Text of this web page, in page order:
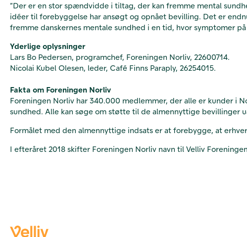
”Der er en stor spændvidde i tiltag, der kan fremme mental
idéer til forebyggelse har ansøgt og opnået bevilling. Det er
fremme danskernes mentale sundhed i en tid, hvor symptomer
Yderlige oplysninger
Lars Bo Pedersen, programchef, Foreningen Norliv, 22600714.
Nicolai Kubel Olesen, leder, Café Finns Paraply, 26254015.
Fakta om Foreningen Norliv
Foreningen Norliv har 340.000 medlemmer, der alle er kunder i
sundhed. Alle kan søge om støtte til de almennyttige bevillinger
Formålet med den almennyttige indsats er at forebygge, at
I efteråret 2018 skifter Foreningen Norliv navn til Velliv